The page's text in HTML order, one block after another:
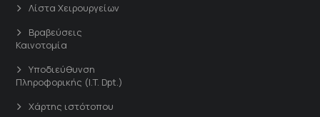
Λίστα Χειρουργείων
Βραβεύσεις
Καινοτομία
Υποδιεύθυνση
Πληροφορικής (I.T. Dpt.)
Χάρτης ιστότοπου